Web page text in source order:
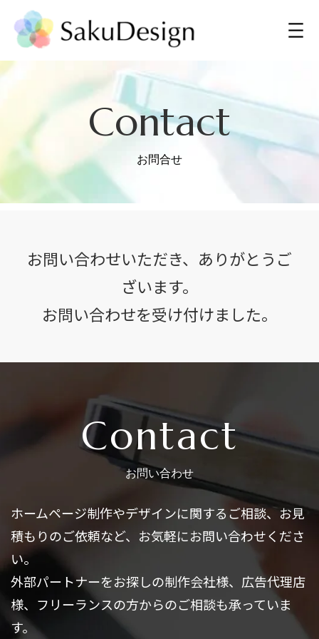
Contact
お問合せ
お問い合わせいただき、ありがとうご
ざいます。
お問い合わせを受け付けました。
Contact
お問い合わせ
ホームページ制作やデザインに関するご相談、お見
積もりのご依頼など、お気軽にお問い合わせくださ
い。
外部パートナーをお探しの制作会社様、広告代理店
様、フリーランスの方からのご相談も承っていま
す。